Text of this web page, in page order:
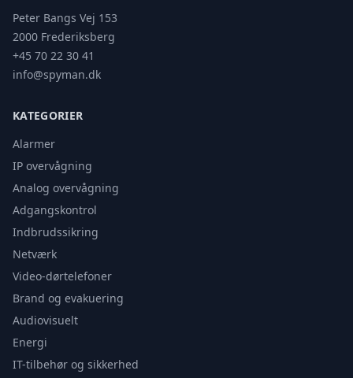
Peter Bangs Vej 153
2000 Frederiksberg
+45 70 22 30 41
info@spyman.dk
KATEGORIER
Alarmer
IP overvågning
Analog overvågning
Adgangskontrol
Indbrudssikring
Netværk
Video-dørtelefoner
Brand og evakuering
Audiovisuelt
Energi
IT-tilbehør og sikkerhed